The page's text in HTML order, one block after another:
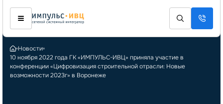
Новости
10 ноября 2022 года ГК «ИМПУЛЬС-ИВЦ» приняла участие в
конференции «Цифровизация строительной отрасли: Новые
возможности 2023г» в Воронеже